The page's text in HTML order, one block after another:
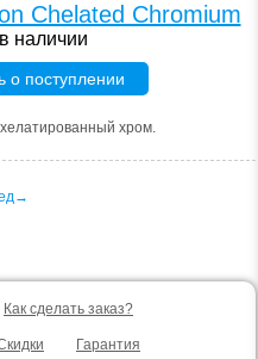
Chelated Chromium
наличии
о поступлении
хром.
Как сделать заказ?
Гарантия